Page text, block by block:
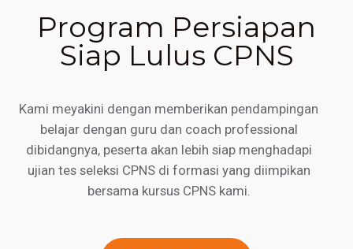
Program Persiapan
Siap Lulus CPNS
Kami meyakini dengan memberikan pendampingan
belajar dengan guru dan coach professional
dibidangnya, peserta akan lebih siap menghadapi
ujian tes seleksi CPNS di formasi yang diimpikan
bersama kursus CPNS kami.